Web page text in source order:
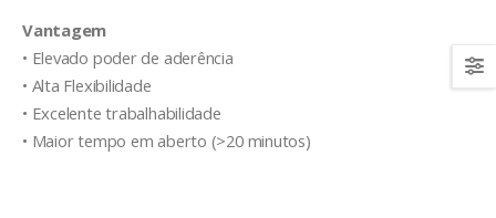
Vantagem
• Elevado poder de aderência
• Alta Flexibilidade
• Excelente trabalhabilidade
• Maior tempo em aberto (>20 minutos)